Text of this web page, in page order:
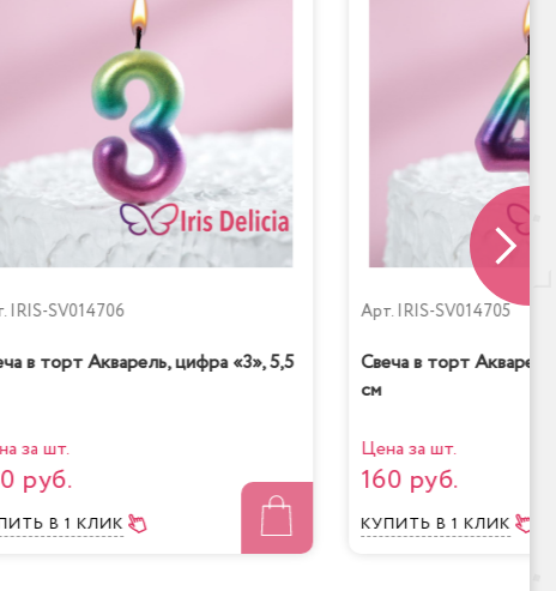
предоставляется с 9:00 до 22:00.
Тыковки № 7200 приведет в восторг всех
ягоды, хрустящие орешки, воздушное суфле — что
онлайн.
или эскизу. По всем вопросам обращайтесь по
IRIS-SV014706
в торт Акварель, цифра «3», 5,5
за шт.
руб.
В 1 КЛИК
Арт. IRIS-SV014705
Свеча в торт
см
Цена за шт.
160 руб.
КУПИТЬ В 1 КЛИК